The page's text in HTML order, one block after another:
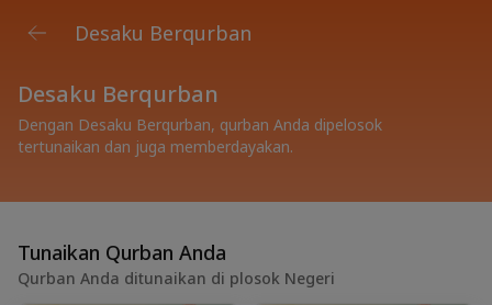
Desaku Berqurban
Desaku Berqurban
Dengan Desaku Berqurban, qurban Anda dipelosok
tertunaikan dan juga memberdayakan.
Tunaikan Qurban Anda
Qurban Anda ditunaikan di plosok Negeri